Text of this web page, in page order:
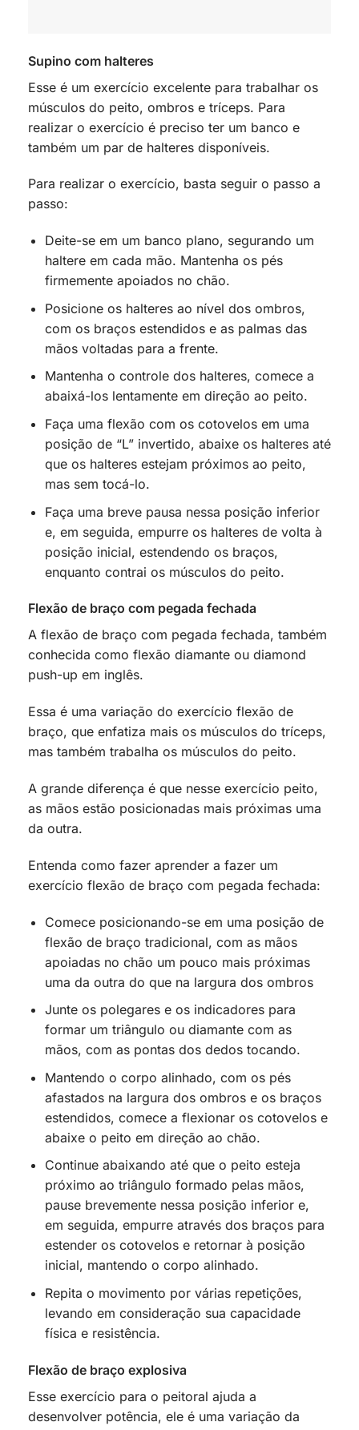
Supino com halteres
Esse é um exercício excelente para trabalhar os
músculos do peito, ombros e tríceps. Para
realizar o exercício é preciso ter um banco e
também um par de halteres disponíveis.
Para realizar o exercício, basta seguir o passo a
passo:
Deite-se em um banco plano, segurando um
haltere em cada mão. Mantenha os pés
firmemente apoiados no chão.
Posicione os halteres ao nível dos ombros,
com os braços estendidos e as palmas das
mãos voltadas para a frente.
Mantenha o controle dos halteres, comece a
abaixá-los lentamente em direção ao peito.
Faça uma flexão com os cotovelos em uma
posição de “L” invertido, abaixe os halteres até
que os halteres estejam próximos ao peito,
mas sem tocá-lo.
Faça uma breve pausa nessa posição inferior
e, em seguida, empurre os halteres de volta à
posição inicial, estendendo os braços,
enquanto contrai os músculos do peito.
Flexão de braço com pegada fechada
A flexão de braço com pegada fechada, também
conhecida como flexão diamante ou diamond
push-up em inglês.
Essa é uma variação do exercício flexão de
braço, que enfatiza mais os músculos do tríceps,
mas também trabalha os músculos do peito.
A grande diferença é que nesse exercício peito,
as mãos estão posicionadas mais próximas uma
da outra.
Entenda como fazer aprender a fazer um
exercício flexão de braço com pegada fechada:
Comece posicionando-se em uma posição de
flexão de braço tradicional, com as mãos
apoiadas no chão um pouco mais próximas
uma da outra do que na largura dos ombros
Junte os polegares e os indicadores para
formar um triângulo ou diamante com as
mãos, com as pontas dos dedos tocando.
Mantendo o corpo alinhado, com os pés
afastados na largura dos ombros e os braços
estendidos, comece a flexionar os cotovelos e
abaixe o peito em direção ao chão.
Continue abaixando até que o peito esteja
próximo ao triângulo formado pelas mãos,
pause brevemente nessa posição inferior e,
em seguida, empurre através dos braços para
estender os cotovelos e retornar à posição
inicial, mantendo o corpo alinhado.
Repita o movimento por várias repetições,
levando em consideração sua capacidade
física e resistência.
Flexão de braço explosiva
Esse exercício para o peitoral ajuda a
desenvolver potência, ele é uma variação da